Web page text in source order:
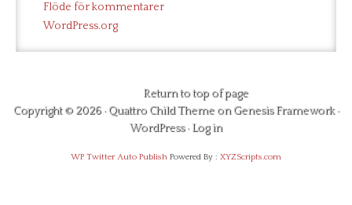
Flöde för kommentarer
WordPress.org
Return to top of page
Copyright © 2026 ·Quattro Child ThemeonGenesis Framework·
WordPress·Log in
WP Twitter Auto Publish Powered By : XYZScripts.com